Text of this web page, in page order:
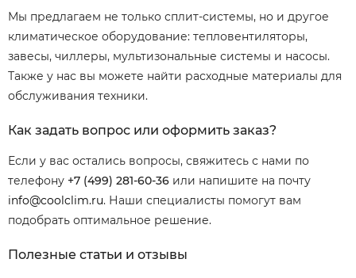
Мы предлагаем не только сплит-системы, но и другое
климатическое оборудование: тепловентиляторы,
завесы, чиллеры, мультизональные системы и насосы.
Также у нас вы можете найти расходные материалы для
обслуживания техники.
Как задать вопрос или оформить заказ?
Если у вас остались вопросы, свяжитесь с нами по
телефону +7 (499) 281-60-36 или напишите на почту
info@coolclim.ru. Наши специалисты помогут вам
подобрать оптимальное решение.
Полезные статьи и отзывы